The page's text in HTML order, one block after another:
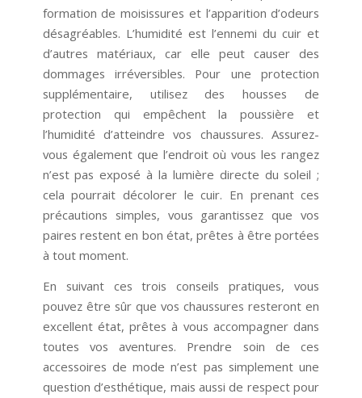
formation de moisissures et l’apparition d’odeurs
désagréables. L’humidité est l’ennemi du cuir et
d’autres matériaux, car elle peut causer des
dommages irréversibles. Pour une protection
supplémentaire, utilisez des housses de
protection qui empêchent la poussière et
l’humidité d’atteindre vos chaussures. Assurez-
vous également que l’endroit où vous les rangez
n’est pas exposé à la lumière directe du soleil ;
cela pourrait décolorer le cuir. En prenant ces
précautions simples, vous garantissez que vos
paires restent en bon état, prêtes à être portées
à tout moment.
En suivant ces trois conseils pratiques, vous
pouvez être sûr que vos chaussures resteront en
excellent état, prêtes à vous accompagner dans
toutes vos aventures. Prendre soin de ces
accessoires de mode n’est pas simplement une
question d’esthétique, mais aussi de respect pour